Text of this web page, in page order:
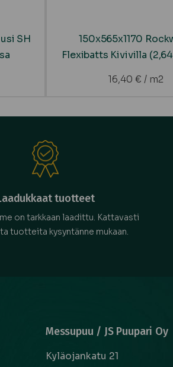
SH
150x565x1170
Flexibatts Kivivilla
16,40 € / m2
tuotteet
on tarkkaan laadittu. Kattavasti
tuotteita kysyntänne mukaan.
Messupuu / JS Puupari Oy
Kyläojankatu 21